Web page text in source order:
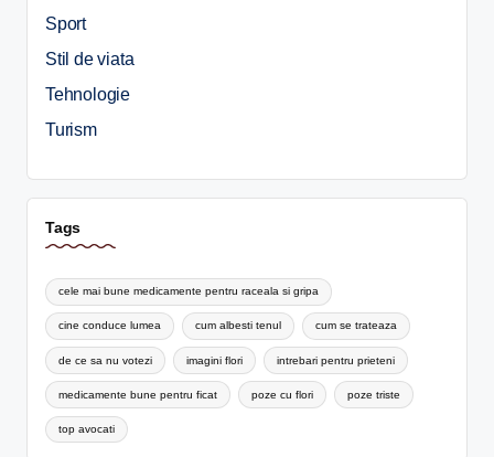
Sport
Stil de viata
Tehnologie
Turism
Tags
cele mai bune medicamente pentru raceala si gripa
cine conduce lumea cum albesti tenul cum se trateaza
de ce sa nu votezi imagini flori intrebari pentru prieteni
medicamente bune pentru ficat poze cu flori poze triste
top avocati